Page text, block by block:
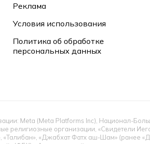
Реклама
Условия использования
Политика об обработке
персональных данных
Meta (Meta Platforms Inc), Национал-
религиозные организации, «Свидетели
«Талибан», «Джабхат Фатх аш-Шам» (ранее